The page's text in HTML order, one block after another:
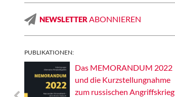
NEWSLETTER ABONNIEREN
PUBLIKATIONEN:
Das MEMORANDUM 2022
und die Kurzstellungnahme
zum russischen Angriffskrieg